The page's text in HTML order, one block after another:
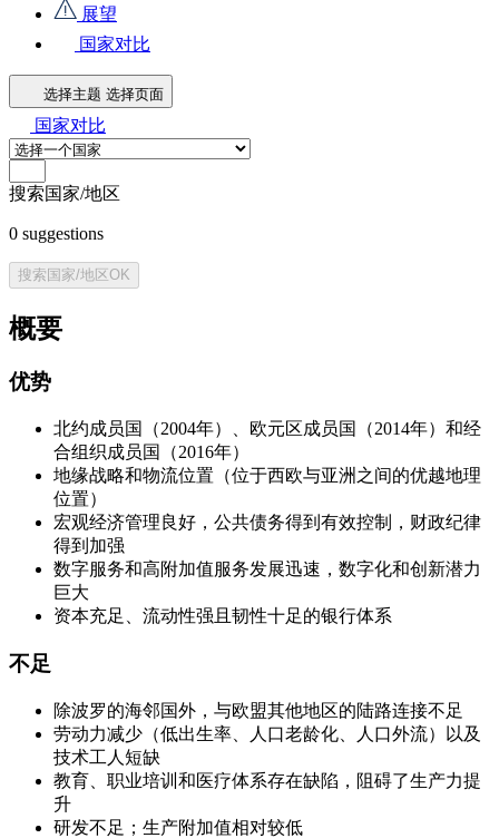
展望
国家对比
选择主题 选择页面
国家对比
搜索国家/地区
0 suggestions
搜索国家/地区OK
概要
优势
北约成员国（2004年）、欧元区成员国（2014年）和经
合组织成员国（2016年）
地缘战略和物流位置（位于西欧与亚洲之间的优越地理
位置）
宏观经济管理良好，公共债务得到有效控制，财政纪律
得到加强
数字服务和高附加值服务发展迅速，数字化和创新潜力
巨大
资本充足、流动性强且韧性十足的银行体系
不足
除波罗的海邻国外，与欧盟其他地区的陆路连接不足
劳动力减少（低出生率、人口老龄化、人口外流）以及
技术工人短缺
教育、职业培训和医疗体系存在缺陷，阻碍了生产力提
升
研发不足；生产附加值相对较低